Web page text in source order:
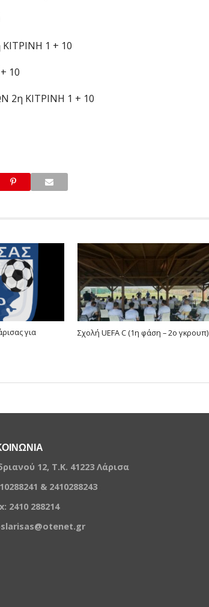
1 + 10
10
2η ΚΙΤΡΙΝΗ 1 + 10
για
Σχολή UEFA C (1η φάση – 2ο γκρουπ)
12, Τ.Κ. 41223 Λάρισα
& 2410288243
2410 288214